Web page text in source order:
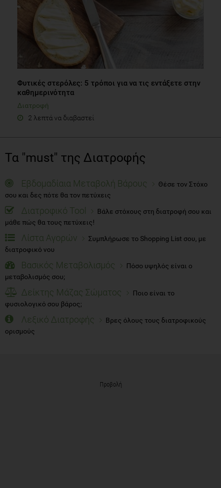
Φυτικές στερόλες: 5 τρόποι για να τις εντάξετε στην
καθημερινότητα
Διατροφή
2 λεπτά να διαβαστεί
Τα "must" της Διατροφής
Εβδομαδίαια Μεταβολή Βάρους
Θέσε τον Στόχο
σου και δες πότε θα τον πετύχεις
Διατροφικό Tool
Βάλε στόχους στη διατροφή σου και
μάθε πώς θα τους πετύχεις!
Λίστα Αγορών
Συμπλήρωσε το Shopping List σου, με
διατροφικό νου
Βασικός Μεταβολισμός
Πόσο υψηλός είναι ο
μεταβολισμός σου;
Δείκτης Μάζας Σώματος
Ποιο είναι το
φυσιολογικό σου βάρος;
Λεξικό Διατροφής
Βρες όλους τους διατροφικούς
ορισμούς
Προβολή